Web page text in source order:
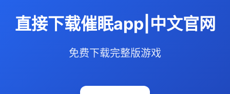
直接下载催眠app|中文官网
免费下载完整版游戏